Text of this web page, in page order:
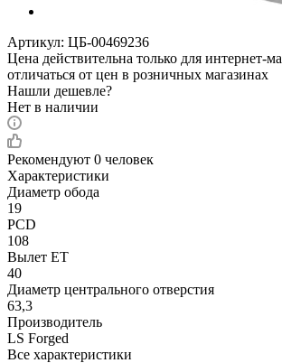
Артикул: ЦБ-00469236
Цена действительна только для интернет-
отличаться от цен в розничных магазинах
Нашли дешевле?
Нет в наличии
Рекомендуют 0 человек
Характеристики
Диаметр обода
19
PCD
108
Вылет ET
40
Диаметр центрального отверстия
63,3
Производитель
LS Forged
Все характеристики